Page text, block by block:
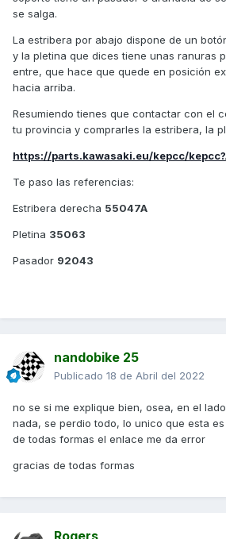
similar( perdon por el toston)
gracias a todos
saludos
se salga.
La estribera por abajo dispone de un
y la pletina que dices tiene unas ranuras
entre, que hace que quede en posición
hacia arriba.
Resumiendo tienes que contactar con el
tu provincia y comprarles la estribera, la
https://parts.kawasaki.eu/kepcc/
Te paso las referencias:
Estribera derecha 55047A
Pletina 35063
Pasador 92043
nandobike 25
Publicado 18 de Abril del 2022
no se si me explique bien, osea, en el
nada, se perdio todo, lo unico que esta
de todas formas el enlace me da error
gracias de todas formas